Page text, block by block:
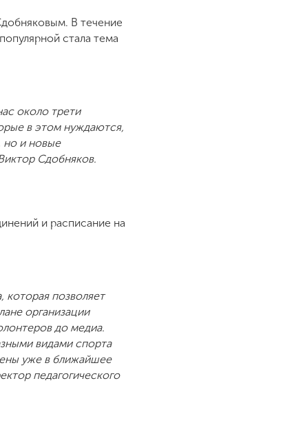
В течение
стала тема
около трети
в этом нуждаются,
но и новые
Сдобняков.
и расписание на
которая позволяет
организации
до медиа.
видами спорта
уже в ближайшее
педагогического